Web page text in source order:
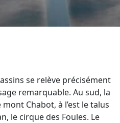
se relève précisément
remarquable. Au sud, la
mont Chabot, à l’est le talus
le cirque des Foules. Le